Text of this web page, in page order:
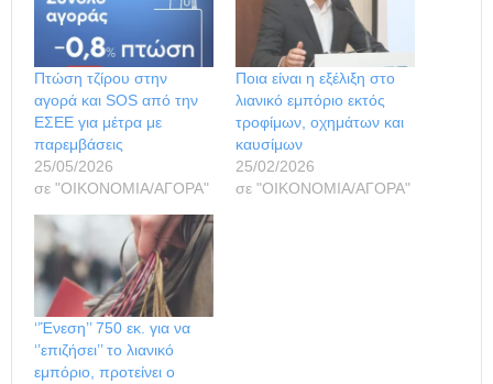
Πτώση τζίρου στην
αγορά και SOS από την
ΕΣΕΕ για μέτρα με
παρεμβάσεις
25/05/2026
σε "ΟΙΚΟΝΟΜΙΑ/ΑΓΟΡΑ"
Ποια είναι η εξέλιξη στο
λιανικό εμπόριο εκτός
τροφίμων, οχημάτων και
καυσίμων
25/02/2026
σε "ΟΙΚΟΝΟΜΙΑ/ΑΓΟΡΑ"
‘’Ένεση’’ 750 εκ. για να
‘’επιζήσει’’ το λιανικό
εμπόριο, προτείνει ο